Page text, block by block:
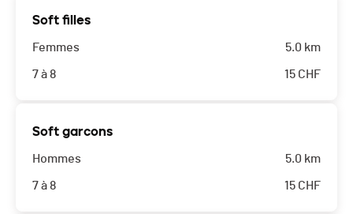
Soft filles
Femmes
7 à 8
5.0 km
15 CHF
Soft garcons
Hommes
7 à 8
5.0 km
15 CHF